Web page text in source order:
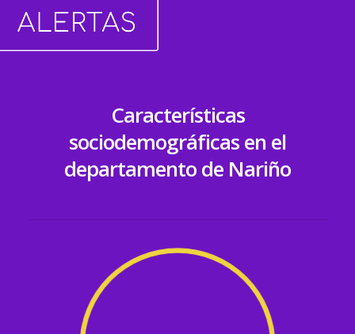
Características
sociodemográficas en el
departamento de Nariño